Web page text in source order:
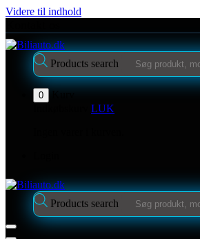
Videre til indhold
Products search
0
LUK
Products search